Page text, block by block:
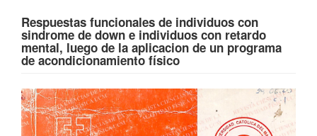
Respuestas funcionales de individuos con
sindrome de down e individuos con retardo
mental, luego de la aplicacion de un programa
de acondicionamiento físico
Barra
lateral
del
artículo